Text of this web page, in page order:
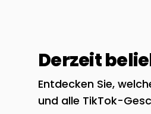
Derzeit
Entdecken Sie,
und alle TikTok-